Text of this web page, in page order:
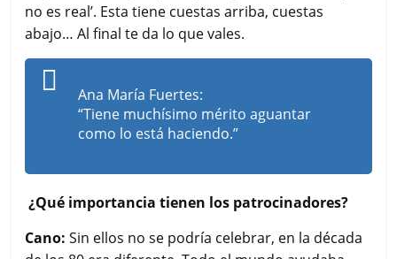
no es real’. Esta tiene cuestas arriba, cuestas
abajo… Al final te da lo que vales.
Ana María Fuertes:
“Tiene muchísimo mérito aguantar
como lo está haciendo.”
¿Qué importancia tienen los patrocinadores?
Cano: Sin ellos no se podría celebrar, en la década